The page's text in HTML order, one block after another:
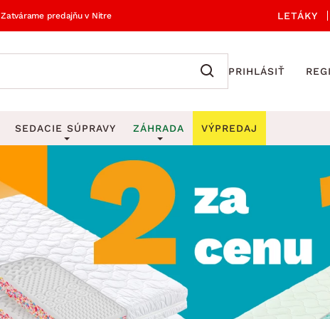
Zatvárame predajňu v Nitre LETÁKY
PRIHLÁSIŤ
UKLADANIE A ORGANIZÁCIA
Vešiaky na kľúče
Stojany na dáždniky
Stojany na noviny
Stojany na oblečenie
Zobrazit vše
SEDACIE SÚPRAVY
Sedacie súpravy do U
Rohové sedacie súpravy
Sedacie súpravy 3-2-1
Sedacie súpravy na mieru
ZÁHRADA
Záhradné stoličky a kreslá
Záhradné stoly
Záhradné hojdačky
Záhradné lehátka
VÝPREDAJ